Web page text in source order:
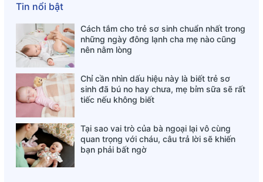
Tin nổi bật
Cách tắm cho trẻ sơ sinh chuẩn nhất trong
những ngày đông lạnh cha mẹ nào cũng
nên nằm lòng
Chỉ cần nhìn dấu hiệu này là biết trẻ sơ
sinh đã bú no hay chưa, mẹ bỉm sữa sẽ rất
tiếc nếu không biết
Tại sao vai trò của bà ngoại lại vô cùng
quan trọng với cháu, câu trả lời sẽ khiến
bạn phải bất ngờ